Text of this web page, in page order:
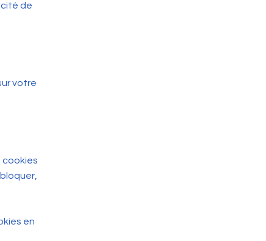
de
votre
cookies
en